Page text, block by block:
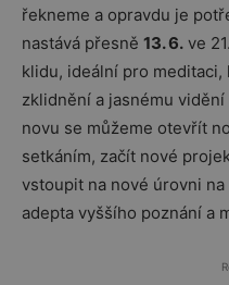
řekneme a opravdu je
nastává přesně 13. 6. ve
klidu, ideální pro
zklidnění a jasnému
novu se můžeme otevřít
setkáním, začít nové
vstoupit na nové úrovni
adepta vyššího poznání a